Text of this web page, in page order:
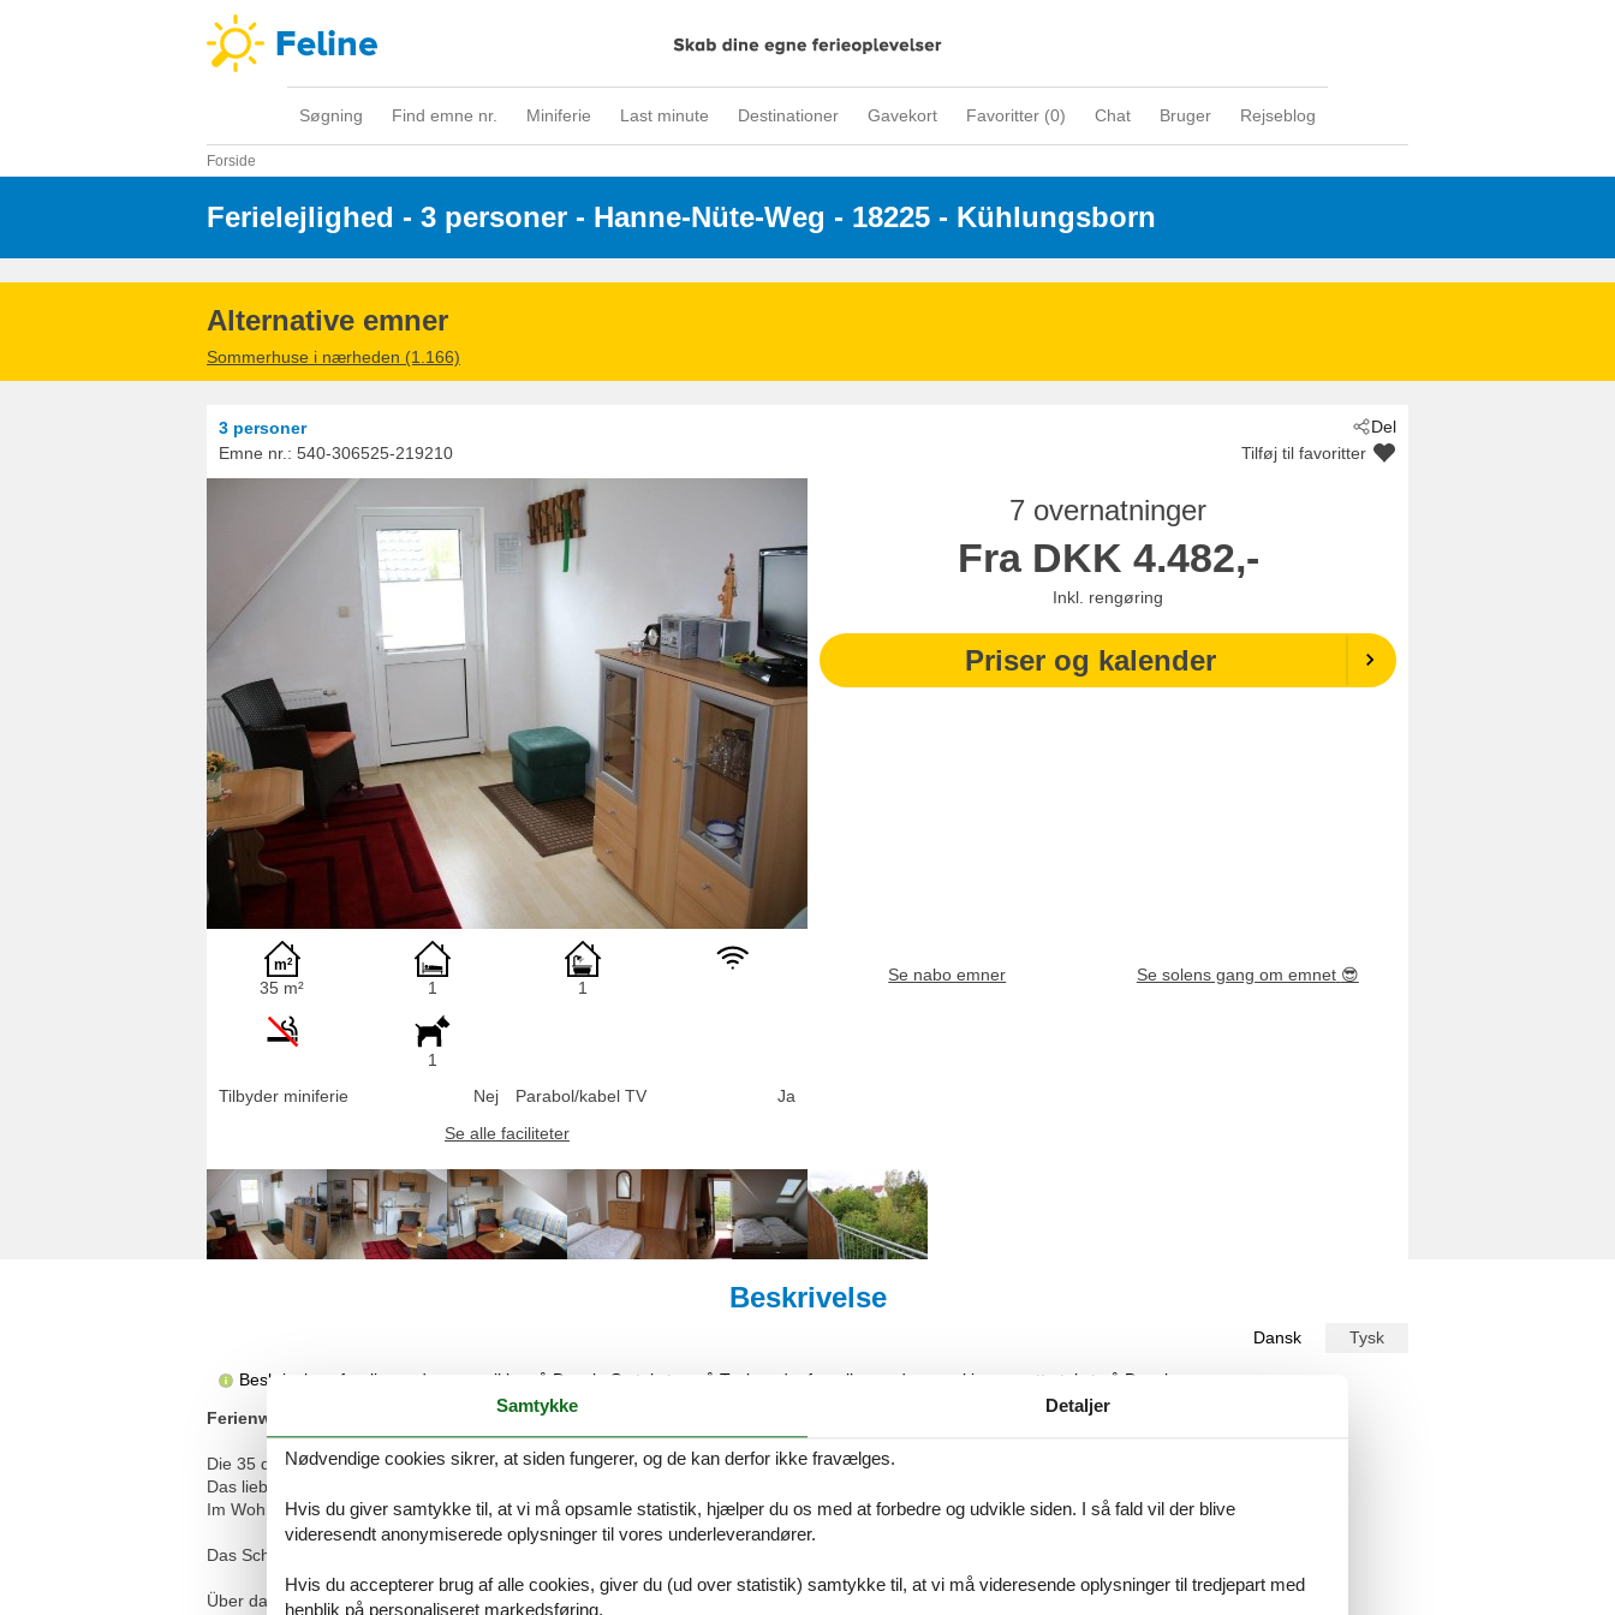
Søgning Find emne nr. Miniferie Last minute Destinationer Gavekort Favoritter (0) Chat Bruger Rejseblog
Forside
Ferielejlighed - 3 personer - Hanne-Nüte-Weg - 18225 - Kühlungsborn
Alternative emner
Sommerhuse i nærheden (1.166)
Del
3 personer
Emne nr.: 540-306525-219210 Tilføj til favoritter
7 overnatninger
Fra DKK 4.482,-
Inkl. rengøring
Priser og kalender
35 m² 1 1
1
Tilbyder miniferie
Nej Parabol/kabel TV
Ja
Se alle faciliteter
Se nabo emner Se solens gang om emnet 😎
Beskrivelse
Dansk Tysk
Beskrivelsen foreligger desværre ikke på Dansk. Se teksten på Tysk nedenfor, eller se den maskinoversatte tekst på Dansk
Ferienwohnung/App. für 3 Gäste mit 35m² in Kühlungsborn (306525) (1. Stock)
Die 35 qm große Ferienwohnung, mit Ihrem eigenen Charme bietet genug Raum für bis zu 3 Personen.
Das liebevoll eingerichtete Appartement befindet sich im 1. Obergeschoss und ist über eine Gitterrost-Außentreppe erreichbar.
Im Wohnbereich erwartet Sie eine gemütliche Sitzecke um sich nach Ihren Ausflügen in und um Kühlungsborn entspannen zu können.
Das Schlafzimmer ist mit einem Doppelbett ausgestattet und verfügt über einen großen Kleiderschrank.
Über das Schlafzimmer gelangen Sie auch direkt auf den West-Balkon der Wohnung.
Samtykke Detaljer
Nødvendige cookies sikrer, at siden fungerer, og de kan derfor ikke fravælges.
Hvis du giver samtykke til, at vi må opsamle statistik, hjælper du os med at forbedre og udvikle siden. I så fald vil der blive
videresendt anonymiserede oplysninger til vores underleverandører.
Hvis du accepterer brug af alle cookies, giver du (ud over statistik) samtykke til, at vi må videresende oplysninger til tredjepart med
henblik på personaliseret markedsføring.